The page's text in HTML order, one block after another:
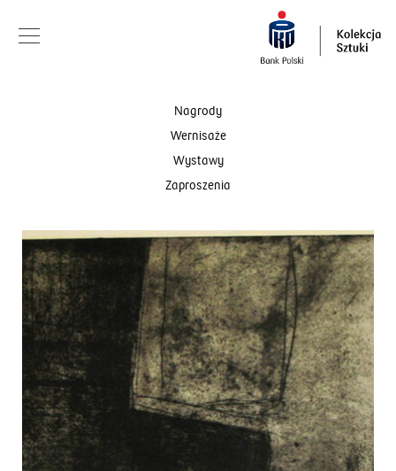
Nagrody
Wernisaże
Wystawy
Zaproszenia